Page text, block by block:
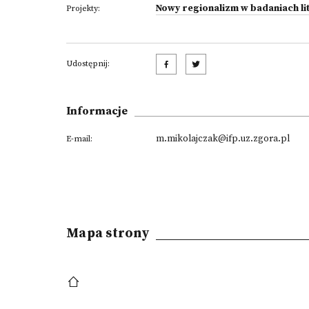
Projekty: Nowy regionalizm w badaniach
Udostępnij:
Informacje
E-mail: m.mikolajczak@ifp.uz.zgora.pl
Mapa strony